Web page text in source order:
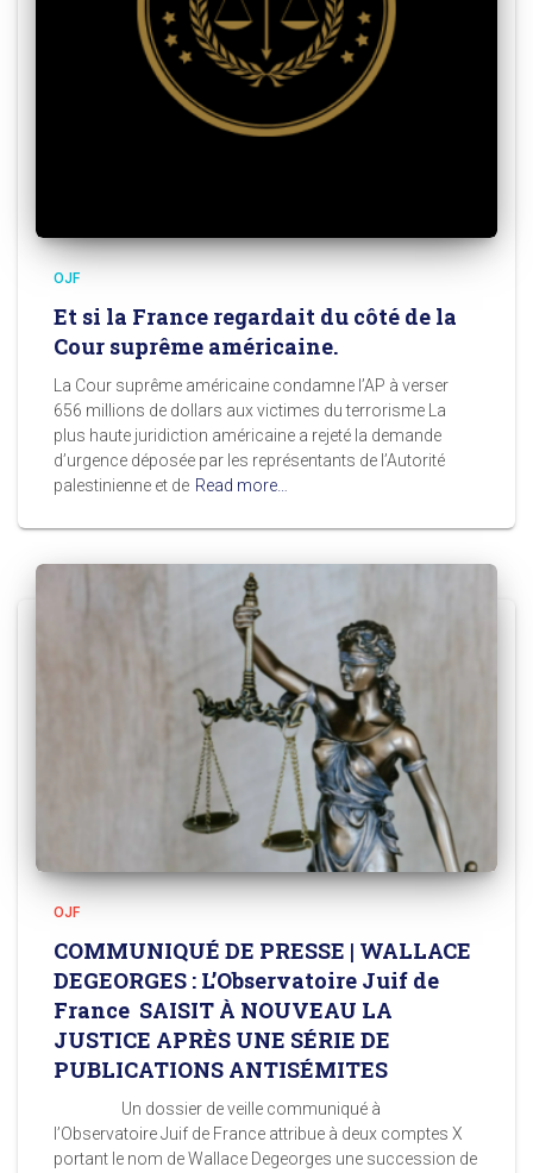
OJF
Et si la France regardait du côté de la
Cour suprême américaine.
La Cour suprême américaine condamne l’AP à verser
656 millions de dollars aux victimes du terrorisme La
plus haute juridiction américaine a rejeté la demande
d’urgence déposée par les représentants de l’Autorité
palestinienne et de Read more…
OJF
COMMUNIQUÉ DE PRESSE | WALLACE
DEGEORGES : L’Observatoire Juif de
France SAISIT À NOUVEAU LA
JUSTICE APRÈS UNE SÉRIE DE
PUBLICATIONS ANTISÉMITES
Un dossier de veille communiqué à
l’Observatoire Juif de France attribue à deux comptes X
portant le nom de Wallace Degeorges une succession de